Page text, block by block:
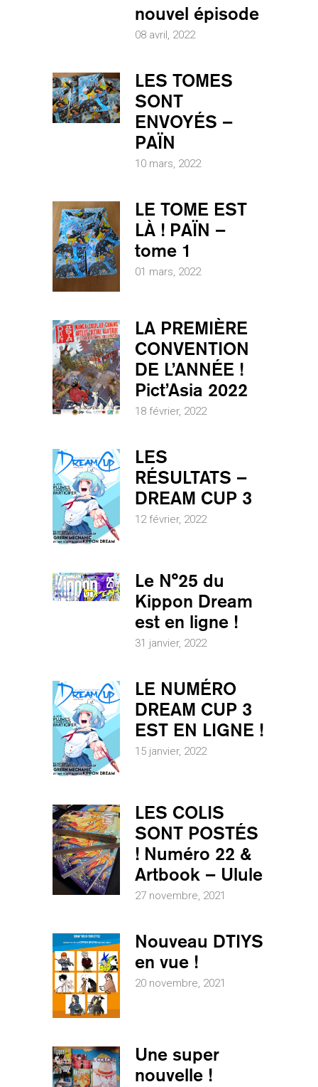
nouvel épisode
08 avril, 2022
LES TOMES
SONT
ENVOYÉS –
PAÏN
10 mars, 2022
LE TOME EST
LÀ ! PAÏN –
tome 1
01 mars, 2022
LA PREMIÈRE
CONVENTION
DE L’ANNÉE !
Pict’Asia 2022
18 février, 2022
LES
RÉSULTATS –
DREAM CUP 3
12 février, 2022
Le N°25 du
Kippon Dream
est en ligne !
31 janvier, 2022
LE NUMÉRO
DREAM CUP 3
EST EN LIGNE !
15 janvier, 2022
LES COLIS
SONT POSTÉS
! Numéro 22 &
Artbook – Ulule
27 novembre, 2021
Nouveau DTIYS
en vue !
20 novembre, 2021
Une super
nouvelle !